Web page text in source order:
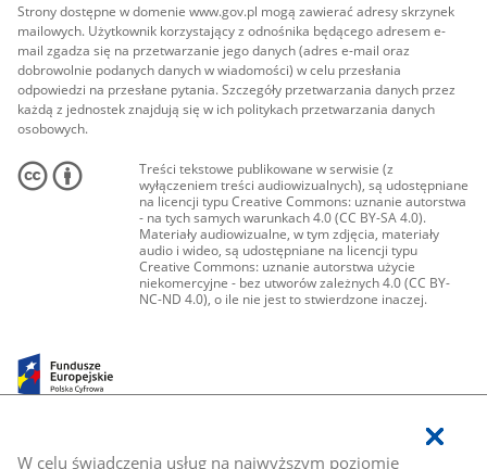
W celu świadczenia usług na najwyższym poziomie
Strony dostępne w domenie www.gov.pl mogą zawierać adresy skrzynek
mailowych. Użytkownik korzystający z odnośnika będącego adresem e-
mail zgadza się na przetwarzanie jego danych (adres e-mail oraz
dobrowolnie podanych danych w wiadomości) w celu przesłania
odpowiedzi na przesłane pytania. Szczegóły przetwarzania danych przez
każdą z jednostek znajdują się w ich politykach przetwarzania danych
osobowych.
Treści tekstowe publikowane w serwisie (z
wyłączeniem treści audiowizualnych), są udostępniane
na licencji typu Creative Commons: uznanie autorstwa
- na tych samych warunkach 4.0 (CC BY-SA 4.0).
Materiały audiowizualne, w tym zdjęcia, materiały
audio i wideo, są udostępniane na licencji typu
Creative Commons: uznanie autorstwa użycie
niekomercyjne - bez utworów zależnych 4.0 (CC BY-
NC-ND 4.0), o ile nie jest to stwierdzone inaczej.